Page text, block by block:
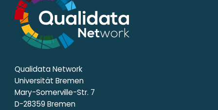
Qualidata Network
Universität Bremen
Mary-Somerville-Str. 7
D-28359 Bremen